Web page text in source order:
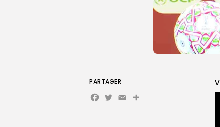
PARTAGER
Facebook
Twitter
Email